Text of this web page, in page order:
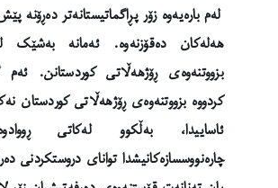
لەم بارەیەوە زۆر پڕاگماتیستانەتر دەڕۆنە
هەلەکان دەقۆزنەوە. ئەمانە بەشێک
بزووتنەوەی ڕۆژهەڵاتی کوردستانن. ئەم
کردووە بزووتنەوەی ڕۆژهەڵاتی کوردستان
ئاساییدا، بەڵکوو لەکاتی
چارەنووسسازەکانیشدا توانای دروستکردنی